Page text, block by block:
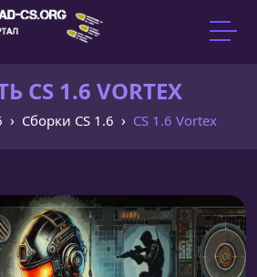
CS 1.6 VORTEX
Сборки CS 1.6 CS 1.6 Vortex